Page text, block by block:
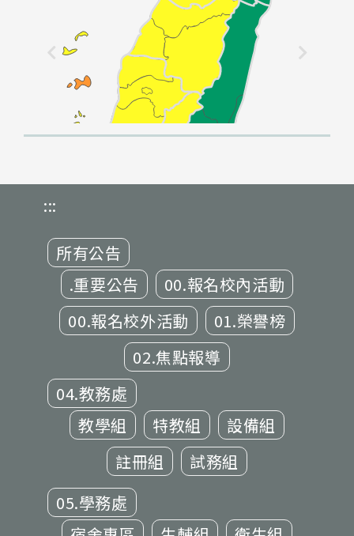
:::
所有公告
.重要公告
00.報名校內活動
00.報名校外活動
01.榮譽榜
02.焦點報導
04.教務處
教學組
特教組
設備組
註冊組
試務組
05.學務處